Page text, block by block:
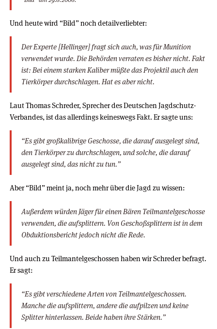
Und heute wird “Bild” noch detailverliebter:
Der Experte [Hellinger] fragt sich auch, was für Munition
verwendet wurde. Die Behörden verraten es bisher nicht. Fakt
ist: Bei einem starken Kaliber müßte das Projektil auch den
Tierkörper durchschlagen. Hat es aber nicht.
Laut Thomas Schreder, Sprecher des Deutschen Jagdschutz-
Verbandes, ist das allerdings keineswegs Fakt. Er sagte uns:
“Es gibt großkalibrige Geschosse, die darauf ausgelegt sind,
den Tierkörper zu durchschlagen, und solche, die darauf
ausgelegt sind, das nicht zu tun.”
Aber “Bild” meint ja, noch mehr über die Jagd zu wissen:
Außerdem würden Jäger für einen Bären Teilmantelgeschosse
verwenden, die aufsplittern. Von Geschoßsplittern ist in dem
Obduktionsbericht jedoch nicht die Rede.
Und auch zu Teilmantelgeschossen haben wir Schreder befragt.
Er sagt:
“Es gibt verschiedene Arten von Teilmantelgeschossen.
Manche die aufsplittern, andere die aufpilzen und keine
Splitter hinterlassen. Beide haben ihre Stärken.”